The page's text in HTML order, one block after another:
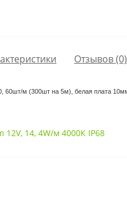
Отзывов (0)
60шт/м (300шт на 5м), белая плата
12V, 14, 4W/м 4000К IP68